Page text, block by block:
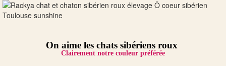
On aime les chats sibériens roux
Clairement notre couleur préférée